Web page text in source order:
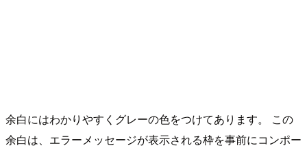
余白にはわかりやすくグレーの色をつけてあります。 この
余白は、エラーメッセージが表示される枠を事前にコンポー